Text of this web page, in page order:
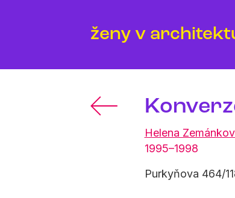
ženy v
Helena
1995–1998
Purkyňova 464/